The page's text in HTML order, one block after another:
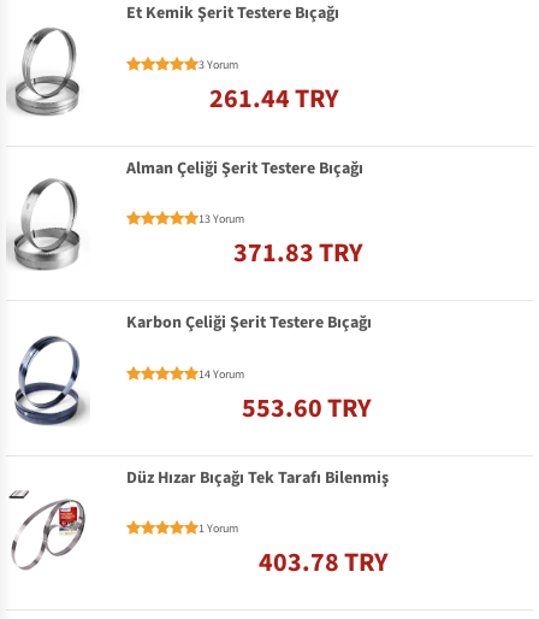
Et Kemik Şerit Testere Bıçağı
3 Yorum
261.44 TRY
Alman Çeliği Şerit Testere Bıçağı
13 Yorum
371.83 TRY
Karbon Çeliği Şerit Testere Bıçağı
14 Yorum
553.60 TRY
Düz Hızar Bıçağı Tek Tarafı Bilenmiş
1 Yorum
403.78 TRY